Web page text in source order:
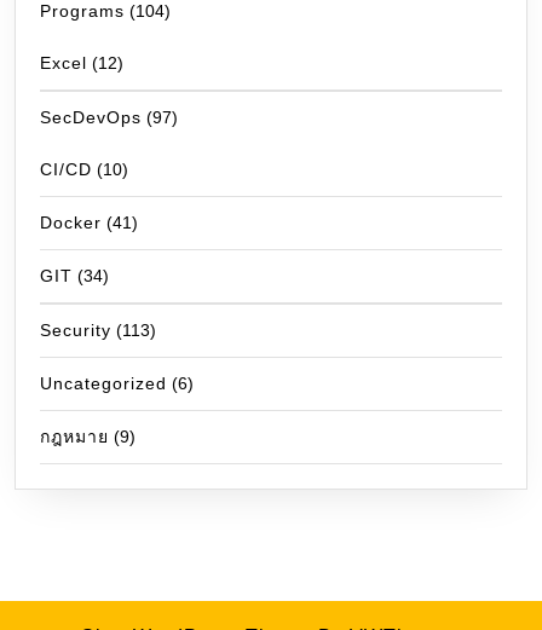
Programs (104)
Excel (12)
SecDevOps (97)
CI/CD (10)
Docker (41)
GIT (34)
Security (113)
Uncategorized (6)
กฎหมาย (9)